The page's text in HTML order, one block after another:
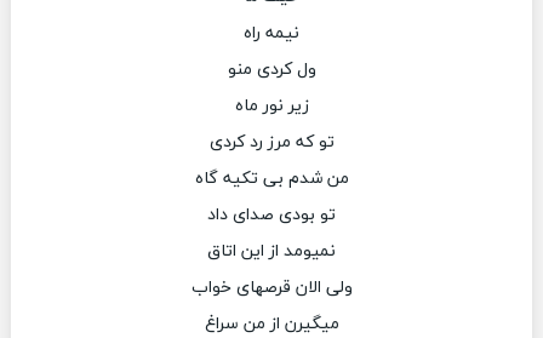
نیمه راه
ول کردی منو
زیر نور ماه
تو که مرز رد کردی
من شدم بی تکیه گاه
تو بودی صدای داد
نمیومد از این اتاق
ولی الان قرصهای خواب
میگیرن از من سراغ